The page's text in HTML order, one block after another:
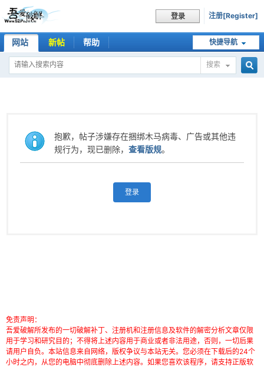
登录 注册[Register]
快捷导航
网站 新帖 帮助
搜索
抱歉，帖子涉嫌存在捆绑木马病毒、广告或其他违
规行为，现已删除，查看版规。
登录
免责声明：
吾爱破解所发布的一切破解补丁、注册机和注册信息及软件的解密分析文章仅限
用于学习和研究目的；不得将上述内容用于商业或者非法用途，否则，一切后果
请用户自负。本站信息来自网络，版权争议与本站无关。您必须在下载后的24个
小时之内，从您的电脑中彻底删除上述内容。如果您喜欢该程序，请支持正版软